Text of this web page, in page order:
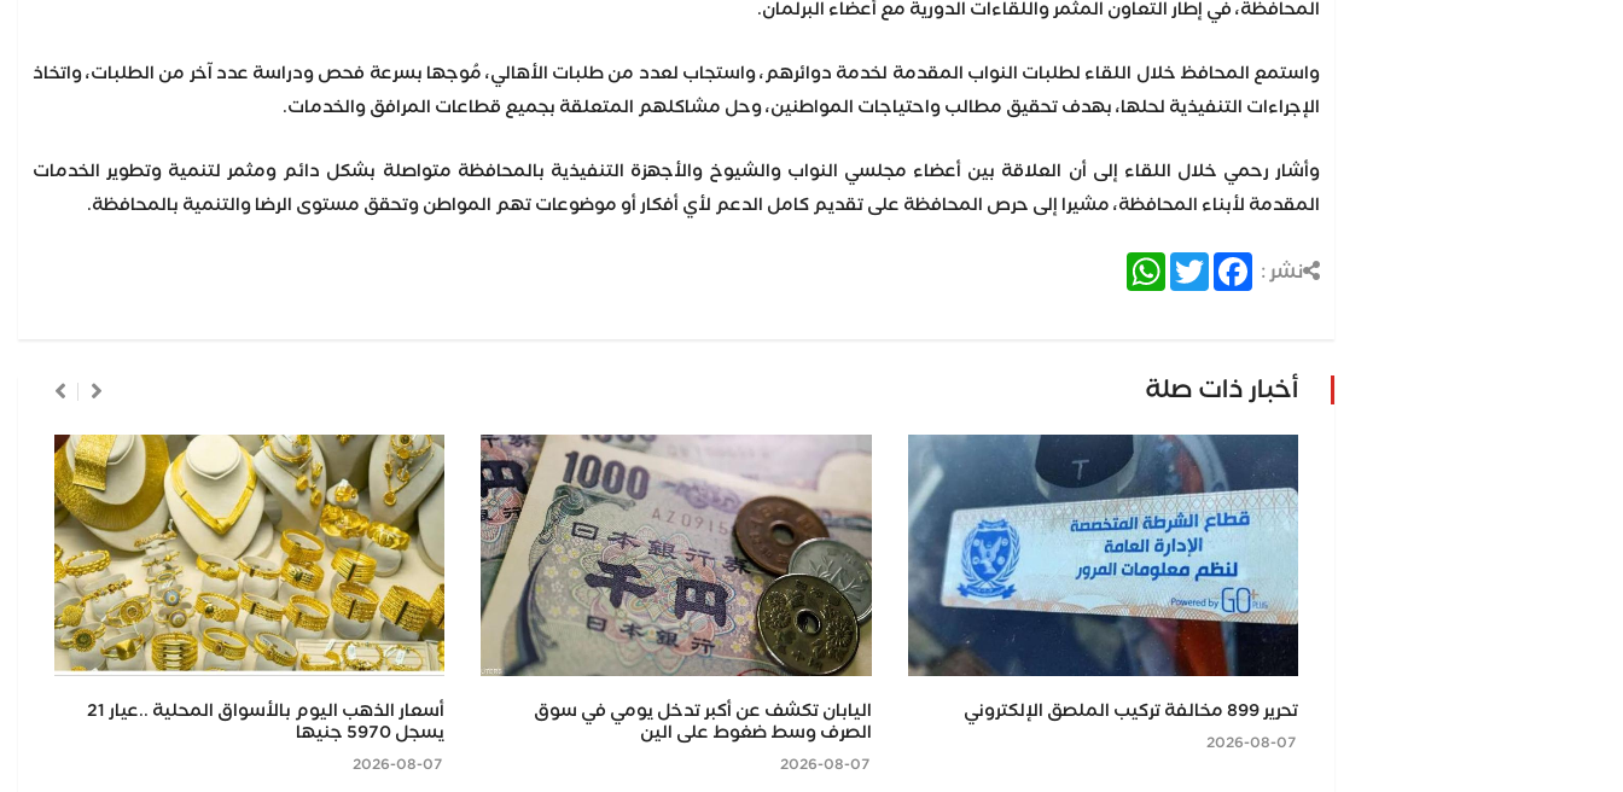
المحافظة، في إطار التعاون المثمر واللقاءات الدورية مع أعضاء البرلمان.
واستمع المحافظ خلال اللقاء لطلبات النواب المقدمة لخدمة دوائرهم، واستجاب لعدد من طلبات الأهالي، مُوجها بسرعة فحص ودراسة عدد آخر من الطلبات، واتخاذ
الإجراءات التنفيذية لحلها، بهدف تحقيق مطالب واحتياجات المواطنين، وحل مشاكلهم المتعلقة بجميع قطاعات المرافق والخدمات.
وأشار رحمي خلال اللقاء إلى أن العلاقة بين أعضاء مجلسي النواب والشيوخ والأجهزة التنفيذية بالمحافظة متواصلة بشكل دائم ومثمر لتنمية وتطوير الخدمات
المقدمة لأبناء المحافظة، مشيرا إلى حرص المحافظة على تقديم كامل الدعم لأي أفكار أو موضوعات تهم المواطن وتحقق مستوى الرضا والتنمية بالمحافظة.
نشر : Facebook
Twitter
WhatsApp
أخبار ذات صلة
تحرير 899 مخالفة تركيب الملصق الإلكتروني
اليابان تكشف عن أكبر تدخل يومي في سوق
الصرف وسط ضغوط على الين
2026-08-07
أسعار الذهب اليوم بالأسواق المحلية ..عيار 21
يسجل 5970 جنيها